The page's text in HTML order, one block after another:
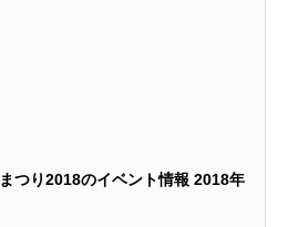
つり2018のイベント情報 2018年